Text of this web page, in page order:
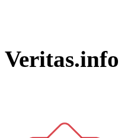
Veritas.info